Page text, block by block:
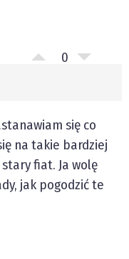
0
się co
na takie bardziej
fiat. Ja wolę
jak pogodzić te